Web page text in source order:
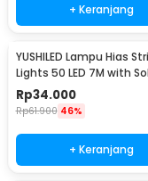
+ Keranjang
YUSHILED Lampu Hias
Lights 50 LED 7M with
Panel - M072
Rp34.000
Rp61.900 46%
+ Keranjang